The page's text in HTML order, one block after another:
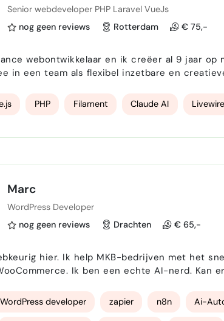
Senior webdeveloper PHP Laravel VueJs
nog geen reviews
Rotterdam € 75,-
webontwikkelaar en ik creëer al 9 jaar
in een team als flexibel inzetbare en
bij mij centraal. De unieke eigensch…
PHP Filament Claude AI Livewire
Marc
WordPress Developer
nog geen reviews
Drachten € 65,-
pragmatisch ontwikkelen van oplossingen voor
Ik ben een echte AI-nerd. Kan
inmiddels stukken verder dan stukjes tekst uit
WordPress developer zapier n8n Ai-